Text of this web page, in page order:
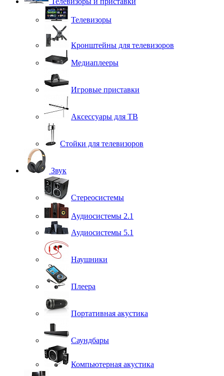
Телевизоры
Кронштейны для телевизоров
Медиаплееры
Игровые приставки
Аксессуары для ТВ
Стойки для телевизоров
Звук
Стереосистемы
Аудиосистемы 2.1
Аудиосистемы 5.1
Наушники
Плеера
Портативная акустика
Саундбары
Компьютерная акустика